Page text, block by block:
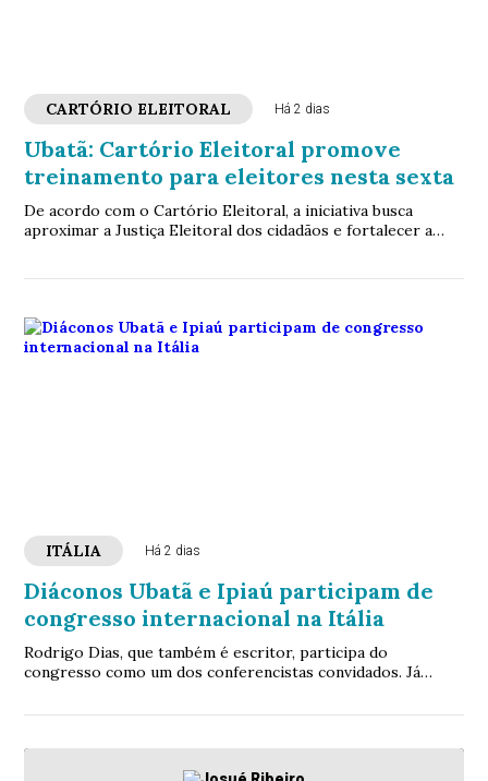
CARTÓRIO ELEITORAL Há 2 dias
Ubatã: Cartório Eleitoral promove
treinamento para eleitores nesta sexta
De acordo com o Cartório Eleitoral, a iniciativa busca
aproximar a Justiça Eleitoral dos cidadãos e fortalecer a
ITÁLIA Há 2 dias
Diáconos Ubatã e Ipiaú participam de
congresso internacional na Itália
Rodrigo Dias, que também é escritor, participa do
congresso como um dos conferencistas convidados. Já
presidente da Comissão dos Diáconos da diocese